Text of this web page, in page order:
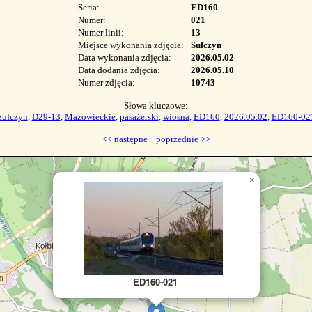
Seria:
ED160
Numer:
021
Numer linii:
13
Miejsce wykonania zdjęcia:
Sufczyn
Data wykonania zdjęcia:
2026.05.02
Data dodania zdjęcia:
2026.05.10
Numer zdjęcia:
10743
Słowa kluczowe:
, D29-13, Mazowieckie, pasażerski, wiosna, ED160, 2026.05.02, ED160-
<< następne poprzednie >>
map div
ED160-021
×